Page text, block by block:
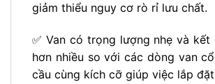
giảm thiểu nguy cơ rò rỉ lưu chất.
✅ Van có trọng lượng nhẹ và kết
hơn nhiều so với các dòng van
cầu cùng kích cỡ giúp việc lắp